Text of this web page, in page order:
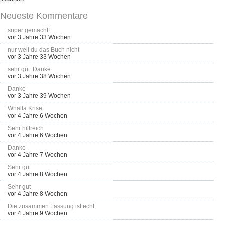
Neueste Kommentare
super gemacht!
vor 3 Jahre 33 Wochen
nur weil du das Buch nicht
vor 3 Jahre 33 Wochen
sehr gut. Danke
vor 3 Jahre 38 Wochen
Danke
vor 3 Jahre 39 Wochen
Whalla Krise
vor 4 Jahre 6 Wochen
Sehr hilfreich
vor 4 Jahre 6 Wochen
Danke
vor 4 Jahre 7 Wochen
Sehr gut
vor 4 Jahre 8 Wochen
Sehr gut
vor 4 Jahre 8 Wochen
Die zusammen Fassung ist echt
vor 4 Jahre 9 Wochen